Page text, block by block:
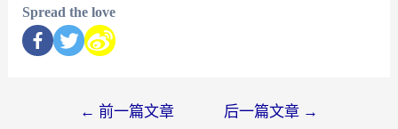
Spread the love
← 前一篇文章 后一篇文章 →